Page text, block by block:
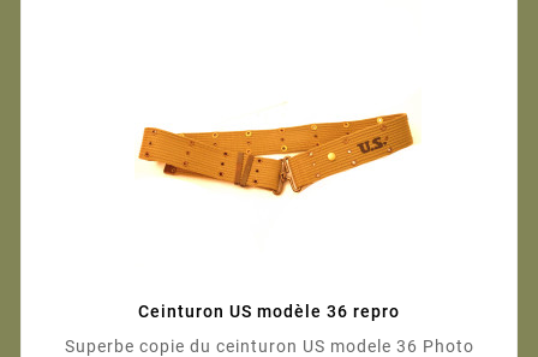
Ceinturon US modèle 36 repro
Superbe copie du ceinturon US modele 36 Photo